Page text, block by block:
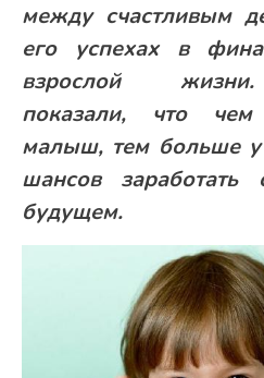
Красота
Недвижимость
между счастливым
его успехах в
взрослой
показали, что
малыш, тем больше у
шансов заработать
будущем.